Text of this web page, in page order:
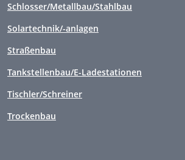
Schlosser/Metallbau/Stahlbau
Solartechnik/-anlagen
Straßenbau
Tankstellenbau/E-Ladestationen
Tischler/Schreiner
Trockenbau